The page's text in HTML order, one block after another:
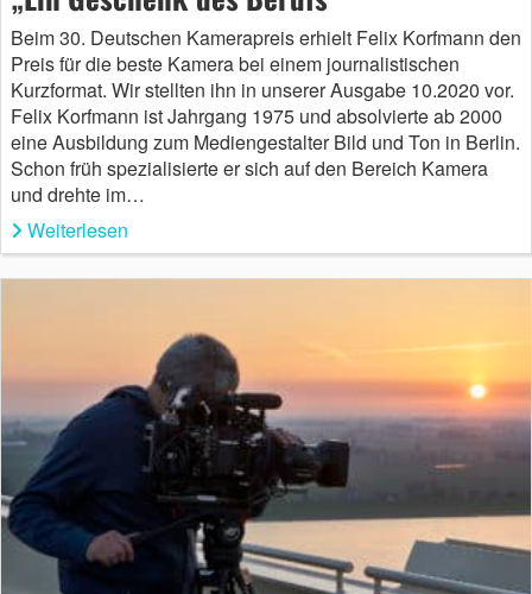
Beim 30. Deutschen Kamerapreis erhielt Felix Korfmann den
Preis für die beste Kamera bei einem journalistischen
Kurzformat. Wir stellten ihn in unserer Ausgabe 10.2020 vor.
Felix Korfmann ist Jahrgang 1975 und absolvierte ab 2000
eine Ausbildung zum Mediengestalter Bild und Ton in Berlin.
Schon früh spezialisierte er sich auf den Bereich Kamera
und drehte im…
Weiterlesen